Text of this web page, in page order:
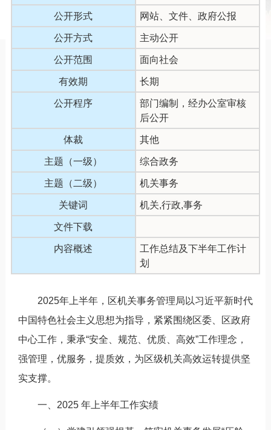
公开形式 网站、文件、政府公报
公开方式 主动公开
公开范围 面向社会
有效期 长期
公开程序
部门编制，经办公室审核
后公开
体裁 其他
主题（一级） 综合政务
主题（二级） 机关事务
关键词 机关,行政,事务
文件下载
内容概述
工作总结及下半年工作计
划
2025年上半年，区机关事务管理局以习近平新时代
中国特色社会主义思想为指导，紧紧围绕区委、区政府
中心工作，秉承“安全、规范、优质、高效”工作理念，
强管理，优服务，提质效，为区级机关高效运转提供坚
实支撑。
一、2025 年上半年工作实绩